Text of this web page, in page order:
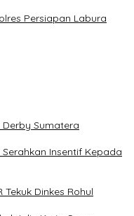
Persiapan Labura
Derby Sumatera
Insentif Kepada
Dinkes Rohul